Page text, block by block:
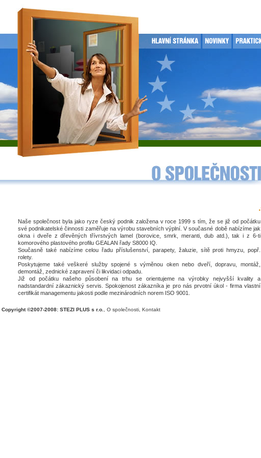
.
Naše společnost byla jako ryze český podnik založena v roce 1999 s tím, že se již od počátku
své podnikatelské činnosti zaměřuje na výrobu stavebních výplní. V současné době nabízíme jak
okna i dveře z dřevěných třívrstvých lamel (borovice, smrk, meranti, dub atd.), tak i z 6-ti
komorového plastového profilu GEALAN řady S8000 IQ.
Současně také nabízíme celou řadu příslušenství, parapety, žaluzie, sítě proti hmyzu, popř.
rolety.
Poskytujeme také veškeré služby spojené s výměnou oken nebo dveří, dopravu, montáž,
demontáž, zednické zapravení či likvidaci odpadu.
Již od počátku našeho působení na trhu se orientujeme na výrobky nejvyšší kvality a
nadstandardní zákaznický servis. Spokojenost zákazníka je pro nás prvotní úkol - firma vlastní
certifikát managementu jakosti podle mezinárodních norem ISO 9001.
Copyright ©2007-2008: STEZI PLUS s r.o. O společnosti Kontakt